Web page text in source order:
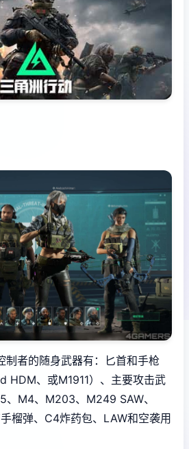
制者的随身武器有：匕首和手枪
HDM、或M1911）、主要攻击武
、M4、M203、M249 SAW、
榴弹、C4炸药包、LAW和空袭用